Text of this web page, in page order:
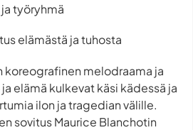
työryhmä
elämästä ja tuhosta
koreografinen melodraama ja
elämä kulkevat käsi kädessä ja
ilon ja tragedian välille.
sovitus Maurice Blanchotin